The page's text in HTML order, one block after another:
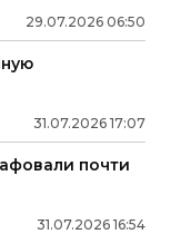
29.07.2026 06:50
31.07.2026 17:07
почти
31.07.2026 16:54